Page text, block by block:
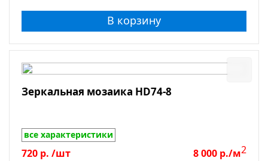
В корзину
Зеркальная мозаика HD74-8
все характеристики
720 р. /шт 8 000 р./м2